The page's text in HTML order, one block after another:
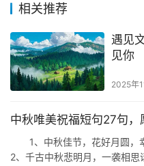
相关推荐
遇见
见你
2025年
中秋唯美祝福短句27句
1、中秋佳节，花好月圆
2、千古中秋悲明月，一袭相思